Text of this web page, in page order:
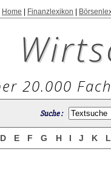
Home Finanzlexikon
20.000
Suche :
D E F G H I J K